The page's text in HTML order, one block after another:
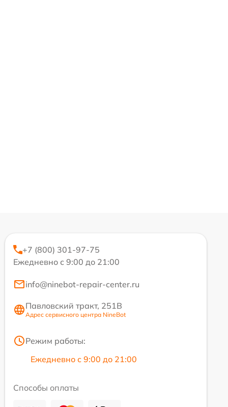
+7 (800) 301-97-75
Ежедневно с 9:00 до 21:00
info@ninebot-repair-center.ru
Павловский тракт, 251В
Адрес сервисного центра NineBot
Режим работы:
Ежедневно с 9:00 до 21:00
Способы оплаты